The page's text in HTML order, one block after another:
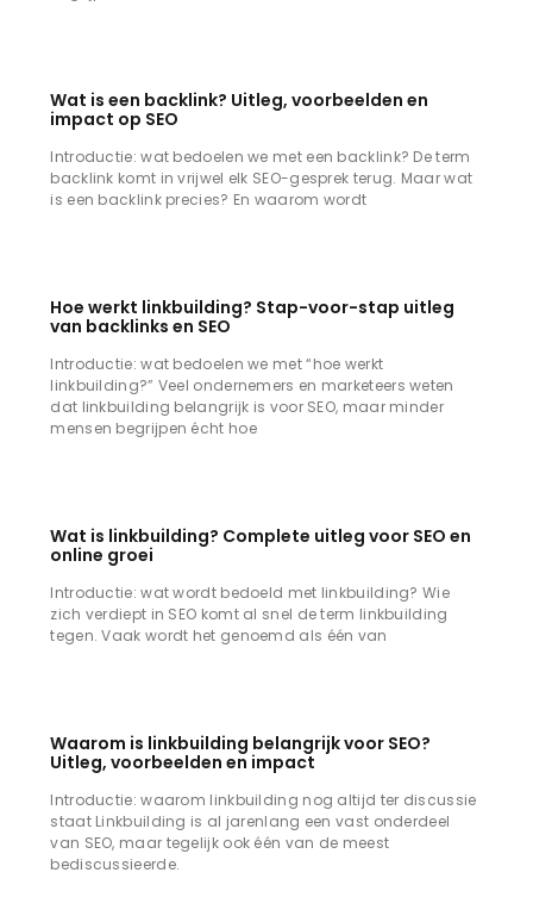
Wat is een backlink? Uitleg, voorbeelden en
impact op SEO
Introductie: wat bedoelen we met een backlink? De term
backlink komt in vrijwel elk SEO-gesprek terug. Maar wat
is een backlink precies? En waarom wordt
Hoe werkt linkbuilding? Stap-voor-stap uitleg
van backlinks en SEO
Introductie: wat bedoelen we met “hoe werkt
linkbuilding?” Veel ondernemers en marketeers weten
dat linkbuilding belangrijk is voor SEO, maar minder
mensen begrijpen écht hoe
Wat is linkbuilding? Complete uitleg voor SEO en
online groei
Introductie: wat wordt bedoeld met linkbuilding? Wie
zich verdiept in SEO komt al snel de term linkbuilding
tegen. Vaak wordt het genoemd als één van
Waarom is linkbuilding belangrijk voor SEO?
Uitleg, voorbeelden en impact
Introductie: waarom linkbuilding nog altijd ter discussie
staat Linkbuilding is al jarenlang een vast onderdeel
van SEO, maar tegelijk ook één van de meest
bediscussieerde.